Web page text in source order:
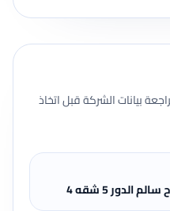
بيانات الشركة قبل اتخاذ